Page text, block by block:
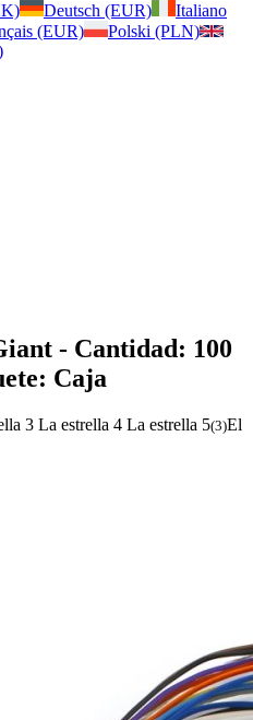
Deutsch (EUR)
Italiano
(EUR)
Polski (PLN)
- Cantidad: 100
Caja
3 La estrella 4 La estrella 5(3)El